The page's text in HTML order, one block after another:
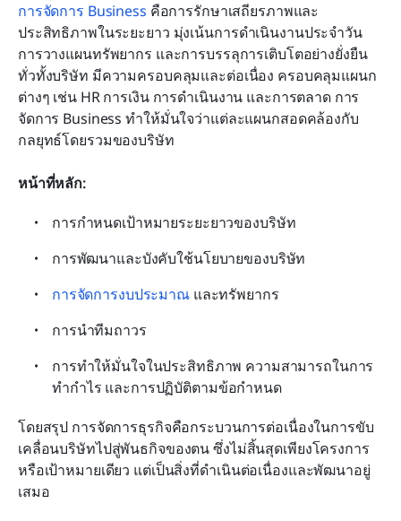
การจัดการ Business คือการรักษาเสถียรภาพและ
ประสิทธิภาพในระยะยาว มุ่งเน้นการดำเนินงานประจำวัน
การวางแผนทรัพยากร และการบรรลุการเติบโตอย่างยั่งยืน
ทั่วทั้งบริษัท มีความครอบคลุมและต่อเนื่อง ครอบคลุมแผนก
ต่างๆ เช่น HR การเงิน การดำเนินงาน และการตลาด การ
จัดการ Business ทำให้มั่นใจว่าแต่ละแผนกสอดคล้องกับ
กลยุทธ์โดยรวมของบริษัท
หน้าที่หลัก:
การกำหนดเป้าหมายระยะยาวของบริษัท
การพัฒนาและบังคับใช้นโยบายของบริษัท
การจัดการงบประมาณ และทรัพยากร
การนำทีมถาวร
การทำให้มั่นใจในประสิทธิภาพ ความสามารถในการ
ทำกำไร และการปฏิบัติตามข้อกำหนด
โดยสรุป การจัดการธุรกิจคือกระบวนการต่อเนื่องในการขับ
เคลื่อนบริษัทไปสู่พันธกิจของตน ซึ่งไม่สิ้นสุดเพียงโครงการ
หรือเป้าหมายเดียว แต่เป็นสิ่งที่ดำเนินต่อเนื่องและพัฒนาอยู่
เสมอ